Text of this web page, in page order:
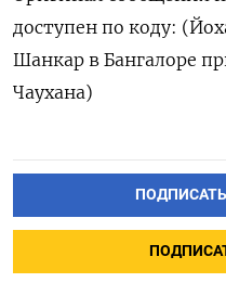
доступен по коду:
Шанкар в Бангалоре
Чаухана)